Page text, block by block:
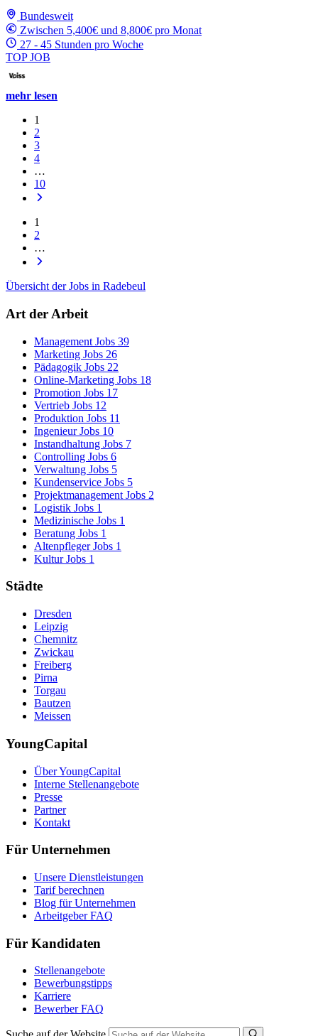
Bundesweit
Zwischen 5,400€ und 8,800€ pro Monat
27 - 45 Stunden pro Woche
TOP JOB
mehr lesen
1
2
3
4
…
10
1
2
…
Übersicht der Jobs in Radebeul
Art der Arbeit
Management Jobs 39
Marketing Jobs 26
Pädagogik Jobs 22
Online-Marketing Jobs 18
Promotion Jobs 17
Vertrieb Jobs 12
Produktion Jobs 11
Ingenieur Jobs 10
Instandhaltung Jobs 7
Controlling Jobs 6
Verwaltung Jobs 5
Kundenservice Jobs 5
Projektmanagement Jobs 2
Logistik Jobs 1
Medizinische Jobs 1
Beratung Jobs 1
Altenpfleger Jobs 1
Kultur Jobs 1
Städte
Dresden
Leipzig
Chemnitz
Zwickau
Freiberg
Pirna
Torgau
Bautzen
Meissen
YoungCapital
Über YoungCapital
Interne Stellenangebote
Presse
Partner
Kontakt
Für Unternehmen
Unsere Dienstleistungen
Tarif berechnen
Blog für Unternehmen
Arbeitgeber FAQ
Für Kandidaten
Stellenangebote
Bewerbungstipps
Karriere
Bewerber FAQ